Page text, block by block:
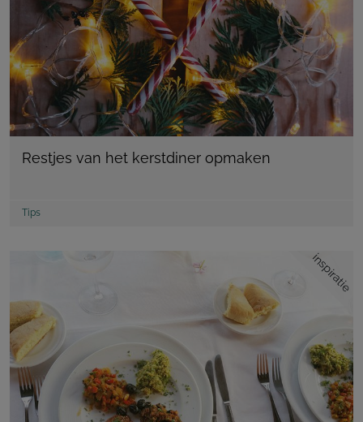
Restjes van het kerstdiner opmaken
Tips
inspiratie